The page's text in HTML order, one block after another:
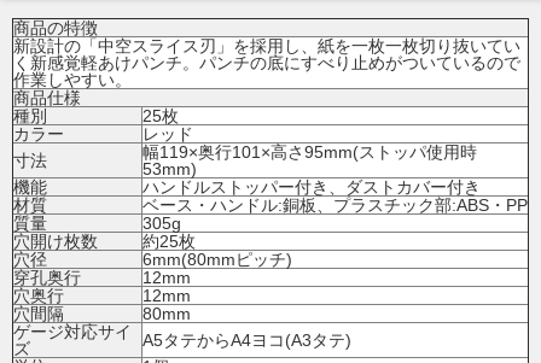
商品の特徴
新設計の「中空スライス刃」を採用し、紙を一枚一枚切り抜いてい
く新感覚軽あけパンチ。パンチの底にすべり止めがついているので
作業しやすい。
商品仕様
種別
25枚
カラー
レッド
寸法
幅119×奥行101×高さ95mm(ストッパ使用時
53mm)
機能
ハンドルストッパー付き、ダストカバー付き
材質
ベース・ハンドル:銅板、プラスチック部:ABS・PP
質量
305g
穴開け枚数
約25枚
穴径
6mm(80mmピッチ)
穿孔奥行
12mm
穴奥行
12mm
穴間隔
80mm
ゲージ対応サイ
ズ
A5タテからA4ヨコ(A3タテ)